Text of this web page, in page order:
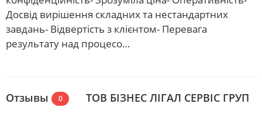
Досвід вирішення складних та нестандартних
завдань- Відвертість з клієнтом- Перевага
результату над процесо…
Отзывы 0 ТОВ БІЗНЕС ЛІГАЛ СЕРВІС ГРУП